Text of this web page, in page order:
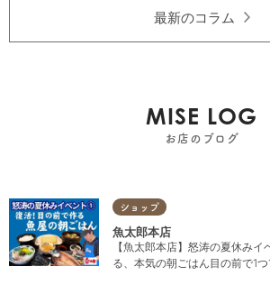
最新のコラム
MISE LOG
お店のブログ
ショップ
魚太郎本店
【魚太郎本店】怒涛の夏休み
る、本気の朝ごはん目の前で1